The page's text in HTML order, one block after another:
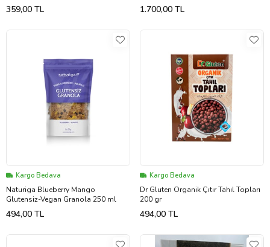
359,00 TL 1.700,00 TL
Kargo Bedava
Naturiga Blueberry Mango
Glutensiz-Vegan Granola 250 ml
494,00 TL
Kargo Bedava
Dr Gluten Organik Çıtır Tahıl Topları
200 gr
494,00 TL